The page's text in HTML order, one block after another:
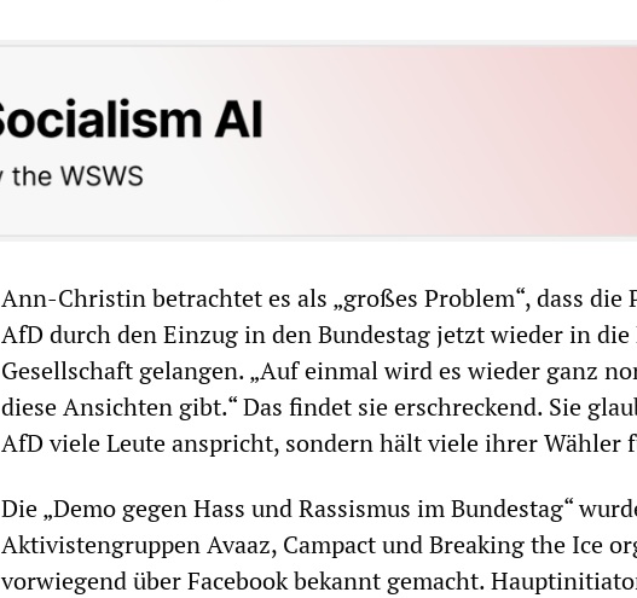
Ann-Christin betrachtet es als „großes Problem“, dass die
AfD durch den Einzug in den Bundestag jetzt wieder in
Gesellschaft gelangen. „Auf einmal wird es wieder ganz
diese Ansichten gibt.“ Das findet sie erschreckend. Sie
AfD viele Leute anspricht, sondern hält viele ihrer Wähler
Die „Demo gegen Hass und Rassismus im Bundestag“
Aktivistengruppen Avaaz, Campact und Breaking the Ice
vorwiegend über Facebook bekannt gemacht.